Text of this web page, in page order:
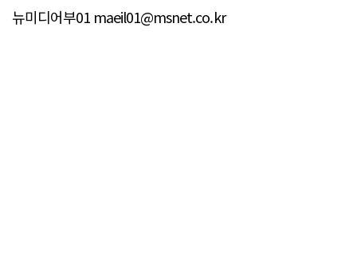
뉴미디어부01 maeil01@msnet.co.kr